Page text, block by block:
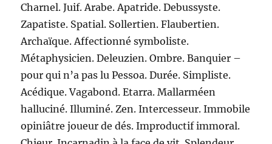
Charnel. Juif. Arabe. Apatride. Debussyste.
Zapatiste. Spatial. Sollertien. Flaubertien.
Archaïque. Affectionné symboliste.
Métaphysicien. Deleuzien. Ombre. Banquier –
pour qui n’a pas lu Pessoa. Durée. Simpliste.
Acédique. Vagabond. Etarra. Mallarméen
halluciné. Illuminé. Zen. Intercesseur. Immobile
opiniâtre joueur de dés. Improductif immoral.